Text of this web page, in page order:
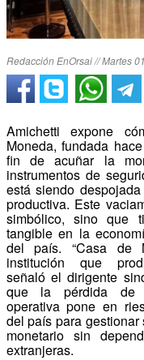
Redacción EnOrsai // Martes
Amichetti expone
Moneda, fundada
fin de acuñar la
instrumentos de
está siendo
productiva. Este
simbólico, sino que
tangible en la
del país. “Casa de
institución que
señaló el dirigente
que la pérdida de
operativa pone en
del país para
monetario sin
extranjeras.